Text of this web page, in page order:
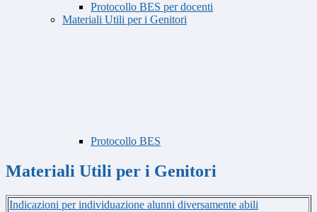
Protocollo BES per docenti
Materiali Utili per i Genitori
Protocollo BES
Materiali Utili per i Genitori
Indicazioni per individuazione alunni diversamente abili